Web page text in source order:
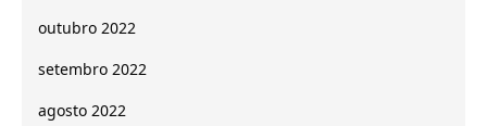
outubro 2022
setembro 2022
agosto 2022